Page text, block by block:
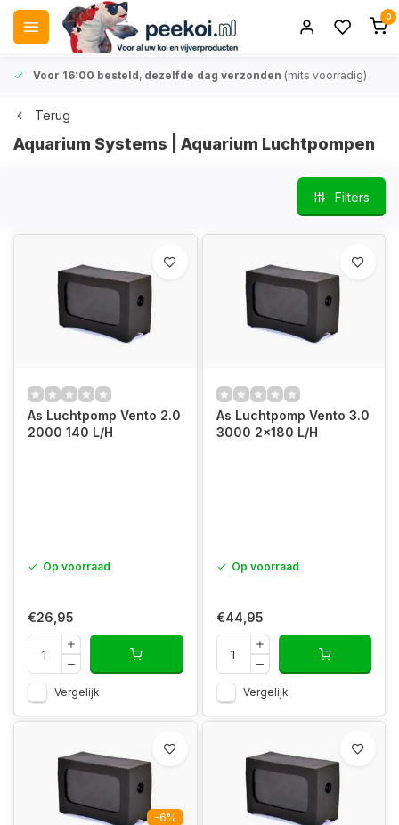
0
Voor 16:00 besteld, dezelfde dag verzonden (mits voorradig)
Terug
Aquarium Systems | Aquarium Luchtpompen
Filters
As Luchtpomp Vento 2.0
2000 140 L/H
Op voorraad
€26,95
Vergelijk
As Luchtpomp Vento 3.0
3000 2x180 L/H
Op voorraad
€44,95
Vergelijk
-6%